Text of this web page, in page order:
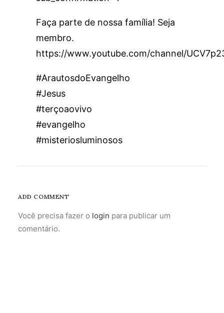
Faça parte de nossa família! Seja
membro.
https://www.youtube.com/channel/
#ArautosdoEvangelho
#Jesus
#terçoaovivo
#evangelho
#misteriosluminosos
ADD COMMENT
Você precisa fazer o login para publicar um
comentário.